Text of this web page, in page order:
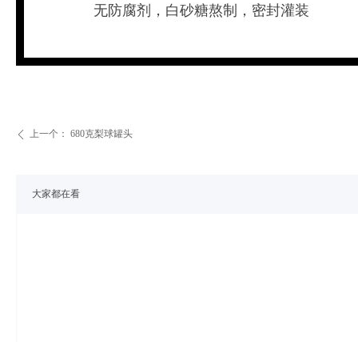
大家都在看
ꄴ 上一个： 680克梨球罐头
无防腐剂，白砂糖熬制，密封灌装